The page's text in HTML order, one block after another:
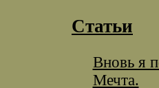
Статьи
Вновь я
Мечта.